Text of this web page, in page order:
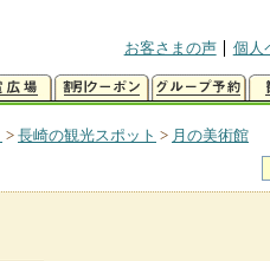
お客さまの声
個人
> 長崎の観光スポット > 月の美術館